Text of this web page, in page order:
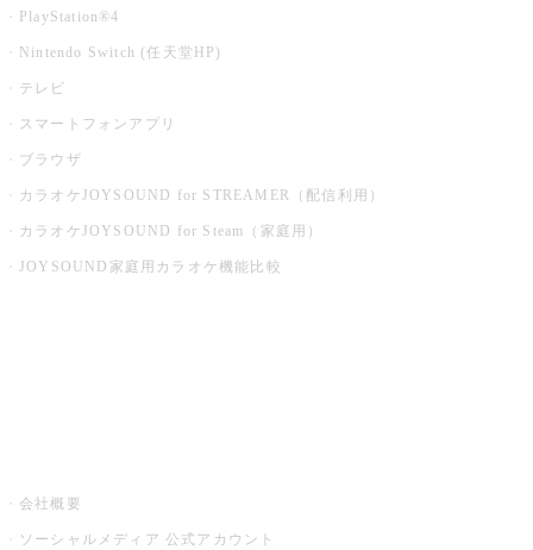
PlayStation®4
Nintendo Switch (任天堂HP)
テレビ
スマートフォンアプリ
ブラウザ
カラオケJOYSOUND for STREAMER（配信利用）
カラオケJOYSOUND for Steam（家庭用）
JOYSOUND家庭用カラオケ機能比較
会社概要
ソーシャルメディア 公式アカウント